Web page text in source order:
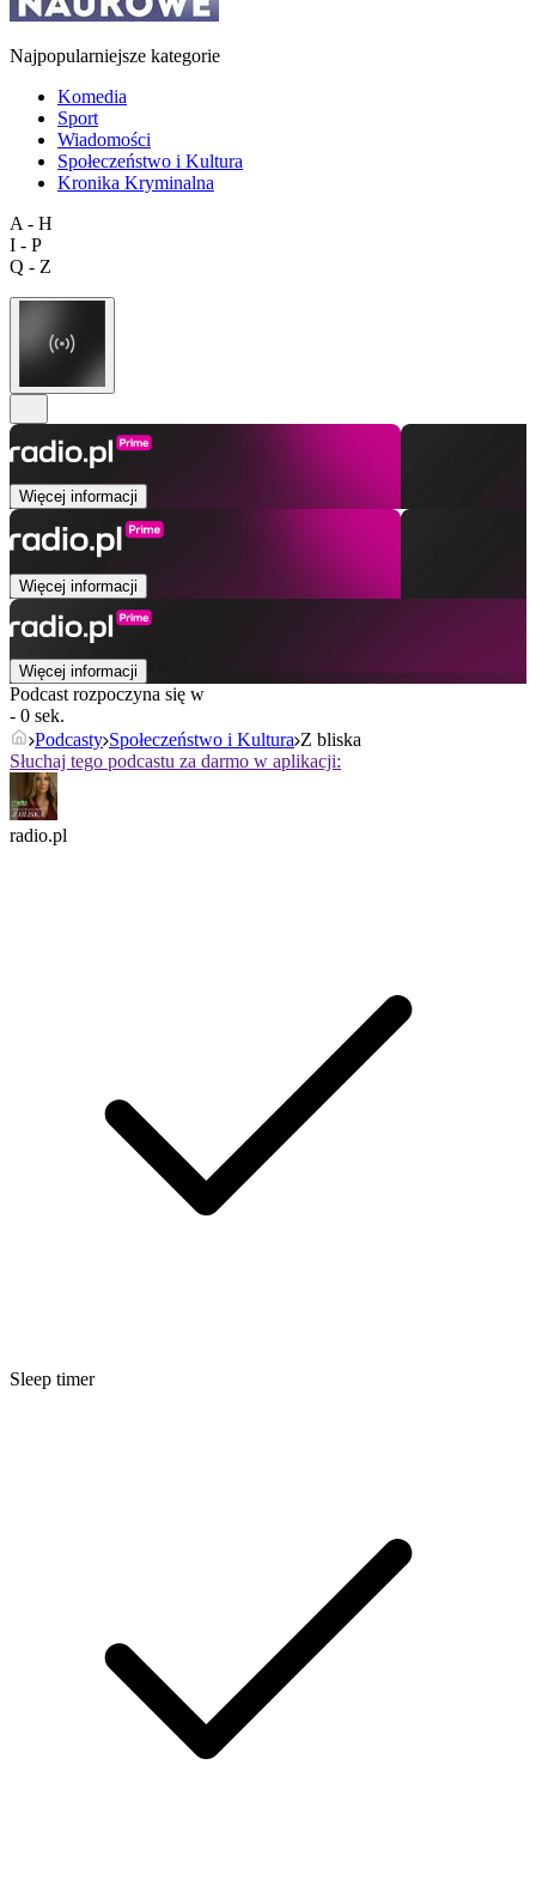
Najpopularniejsze kategorie
Komedia
Sport
Wiadomości
Społeczeństwo i Kultura
Kronika Kryminalna
A - H
I - P
Q - Z
Więcej informacji
Więcej informacji
Więcej informacji
Podcast rozpoczyna się w
- 0 sek.
Podcasty Społeczeństwo i Kultura Z bliska
Słuchaj tego podcastu za darmo w aplikacji:
radio.pl
Sleep timer